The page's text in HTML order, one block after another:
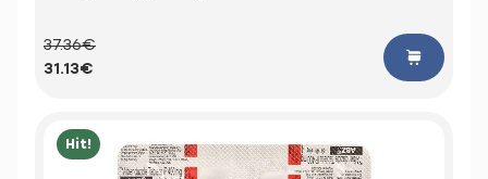
37.36€
31.13€
Hit!